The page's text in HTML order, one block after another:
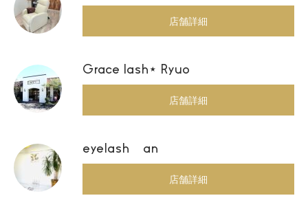
店舗詳細
Grace lash⋆ Ryuo
店舗詳細
eyelash an
店舗詳細